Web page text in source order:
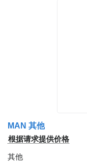
MAN 其他
根据请求提供价格
其他